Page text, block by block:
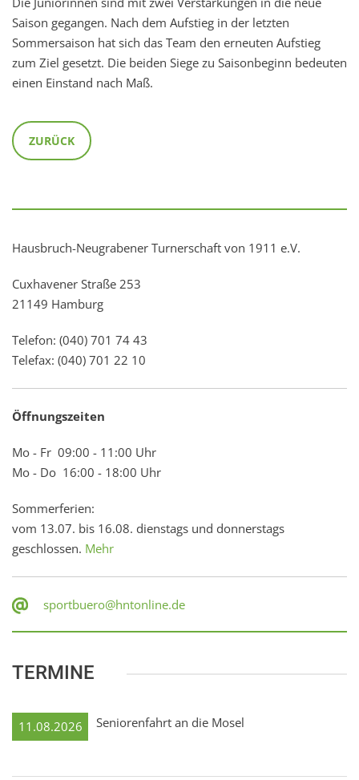
Saison gegangen. Nach dem Aufstieg in der letzten
Sommersaison hat sich das Team den erneuten Aufstieg
zum Ziel gesetzt. Die beiden Siege zu Saisonbeginn bedeuten
einen Einstand nach Maß.
ZURÜCK
Hausbruch-Neugrabener Turnerschaft von 1911 e.V.
Cuxhavener Straße 253
21149 Hamburg
Telefon: (040) 701 74 43
Telefax: (040) 701 22 10
Öffnungszeiten
Mo - Fr 09:00 - 11:00 Uhr
Mo - Do 16:00 - 18:00 Uhr
Sommerferien:
vom 13.07. bis 16.08. dienstags und donnerstags
geschlossen. Mehr
sportbuero@hntonline.de
TERMINE
11.08.2026 Seniorenfahrt an die Mosel